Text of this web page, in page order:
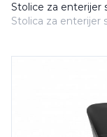
Stolice za enterijer
Stolica za enterijer